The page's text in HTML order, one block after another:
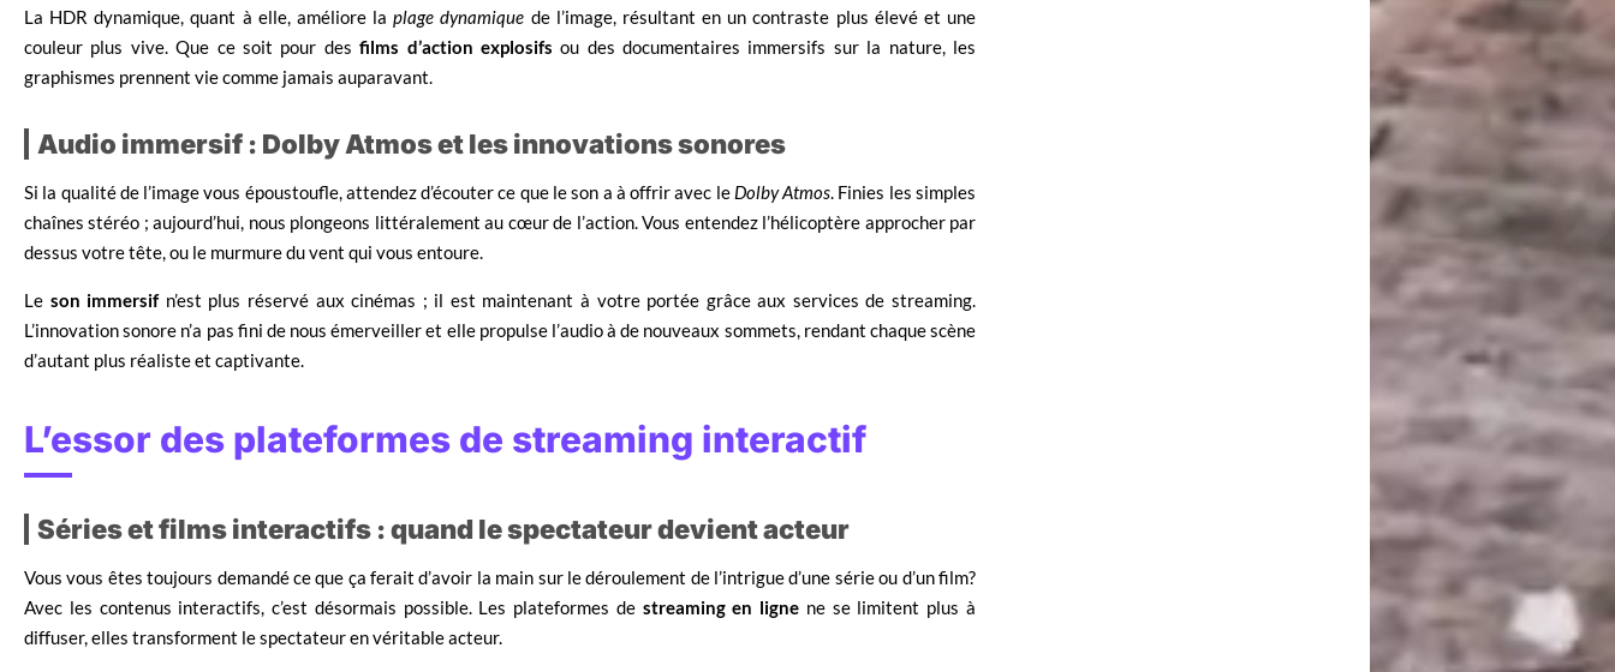
La HDR dynamique, quant à elle, améliore laplage dynamique de l’image, résultant en un contraste plus élevé et une
couleur plus vive. Que ce soit pour desfilms d’action explosifs ou des documentaires immersifs sur la nature, les
graphismes prennent vie comme jamais auparavant.
Audio immersif : Dolby Atmos et les innovations sonores
Si la qualité de l’image vous époustoufle, attendez d’écouter ce que le son a à offrir avec le Dolby Atmos. Finies les simples
chaînes stéréo ; aujourd’hui, nous plongeons littéralement au cœur de l’action. Vous entendez l’hélicoptère approcher par
dessus votre tête, ou le murmure du vent qui vous entoure.
Le son immersifn’est plus réservé aux cinémas ; il est maintenant à votre portée grâce aux services de streaming.
L’innovation sonore n’a pas fini de nous émerveiller et elle propulse l’audio à de nouveaux sommets, rendant chaque scène
d’autant plus réaliste et captivante.
L’essor des plateformes de streaming interactif
Séries et films interactifs : quand le spectateur devient acteur
Vous vous êtes toujours demandé ce que ça ferait d’avoir la main sur le déroulement de l’intrigue d’une série ou d’un film?
Avec les contenus interactifs, c’est désormais possible. Les plateformes de streaming en ligne ne se limitent plus à
diffuser, elles transforment le spectateur en véritable acteur.